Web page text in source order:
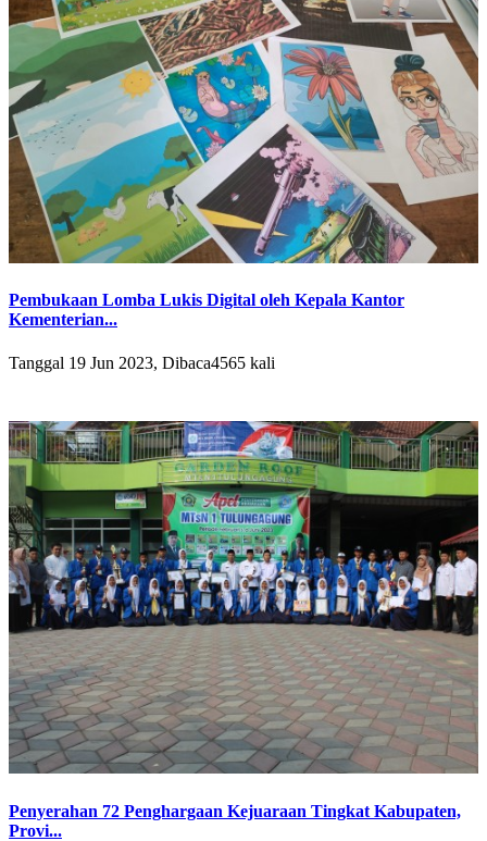
Pembukaan Lomba Lukis Digital oleh Kepala Kantor
Kementerian...
Tanggal 19 Jun 2023, Dibaca4565 kali
Penyerahan 72 Penghargaan Kejuaraan Tingkat Kabupaten,
Provi...